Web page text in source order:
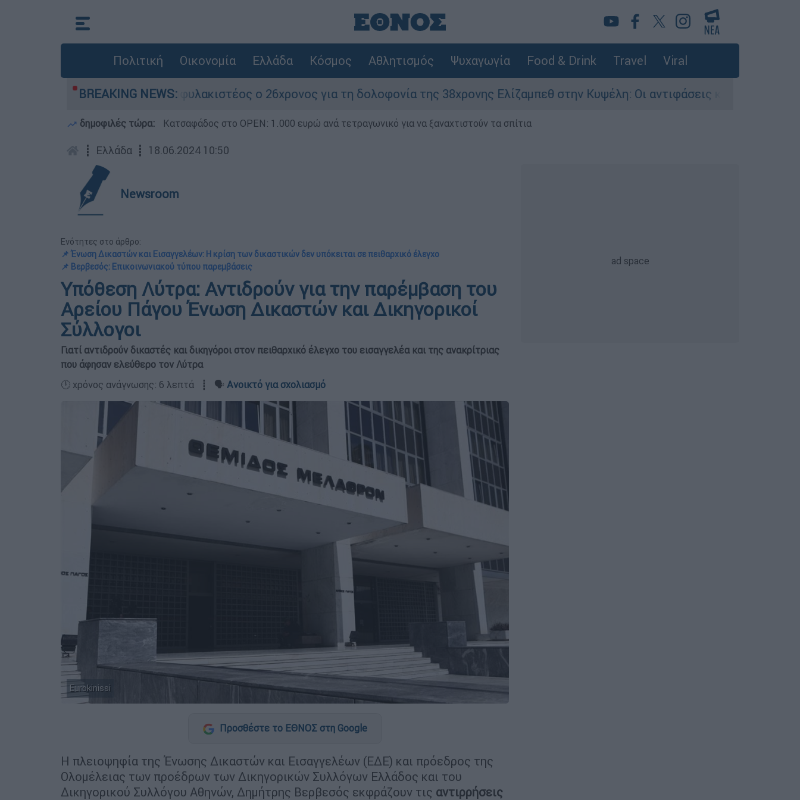
Πολιτική Οικονομία Ελλάδα Κόσμος Αθλητισμός Ψυχαγωγία Food & Drink Travel Viral
BREAKING NEWS:
Προφυλακιστέος ο 26χρονος για τη δολοφονία της 38χρονης Ελίζαμπεθ στην Κυψέλη: Οι αντιφάσεις και το τρίτο πρόσωπο
δημοφιλές τώρα: Κατσαφάδος στο OPEN: 1.000 ευρώ ανά τετραγωνικό για να ξαναχτιστούν τα σπίτια
┋ Ελλάδα ┋ 18.06.2024 10:50
Newsroom
Ενότητες στο άρθρο:
📌 Ένωση Δικαστών και Εισαγγελέων: Η κρίση των δικαστικών δεν υπόκειται σε πειθαρχικό έλεγχο
📌 Βερβεσός: Επικοινωνιακού τύπου παρεμβάσεις
Υπόθεση Λύτρα: Αντιδρούν για την παρέμβαση του
Αρείου Πάγου Ένωση Δικαστών και Δικηγορικοί
Σύλλογοι
Γιατί αντιδρούν δικαστές και δικηγόροι στον πειθαρχικό έλεγχο του εισαγγελέα και της ανακρίτριας
που άφησαν ελεύθερο τον Λύτρα
🕛 χρόνος ανάγνωσης: 6 λεπτά ┋ 🗣️ Ανοικτό για σχολιασμό
Eurokinissi
Προσθέστε το ΕΘΝΟΣ στη Google
Η πλειοψηφία της Ένωσης Δικαστών και Εισαγγελέων (ΕΔΕ) και πρόεδρος της
Ολομέλειας των προέδρων των Δικηγορικών Συλλόγων Ελλάδος και του
Δικηγορικού Συλλόγου Αθηνών, Δημήτρης Βερβεσός εκφράζουν τις αντιρρήσεις